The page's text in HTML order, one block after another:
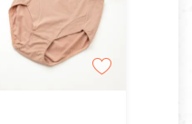
品、易於變質或損壞